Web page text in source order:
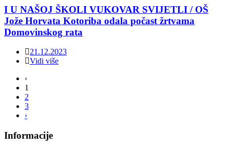
I U NAŠOJ ŠKOLI VUKOVAR SVIJETLI / OŠ
Jože Horvata Kotoriba odala počast žrtvama
Domovinskog rata
21.12.2023
Vidi više
‹
1
2
3
›
Informacije